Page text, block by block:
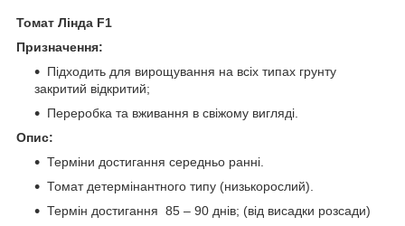
Томат Лінда F1
Призначення:
Підходить для вирощування на всіх типах грунту
закритий відкритий;
Переробка та вживання в свіжому вигляді.
Опис:
Терміни достигання середньо ранні.
Томат детермінантного типу (низькорослий).
Термін достигання 85 – 90 днів; (від висадки розсади)